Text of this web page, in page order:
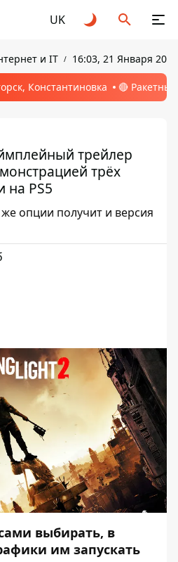
UK
и IT 16:03, 21 Января 2022
Константиновка 🔴
трейлер
трёх
на PS5
опции получит и версия
выбирать, в
им запускать